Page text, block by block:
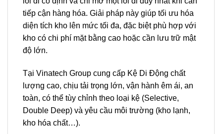
tiếp cận hàng hóa. Giải pháp này giúp tối ưu hóa
diện tích kho lên mức tối đa, đặc biệt phù hợp với
kho có chi phí mặt bằng cao hoặc cần lưu trữ mật
độ lớn.
Tại Vinatech Group cung cấp Kệ Di Động chất
lượng cao, chịu tải trọng lớn, vận hành êm ái, an
toàn, có thể tùy chỉnh theo loại kệ (Selective,
Double Deep) và yêu cầu môi trường (kho lạnh,
kho hóa chất…).